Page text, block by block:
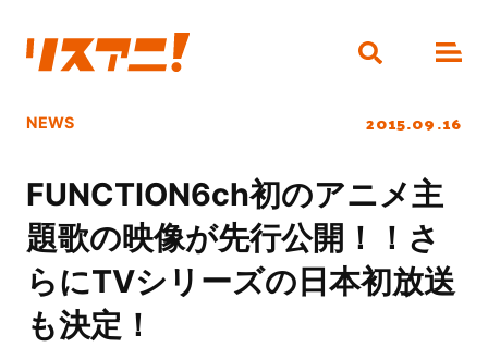
NEWS 2015.09.16
FUNCTION6ch初のアニメ主
題歌の映像が先行公開！！さ
らにTVシリーズの日本初放送
も決定！